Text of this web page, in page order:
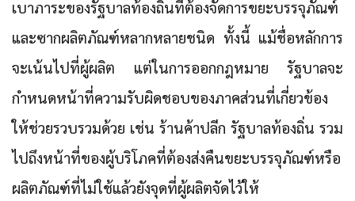
เบาภาระของรัฐบาลท้องถิ่นที่ต้องจัดการขยะบรรจุภัณฑ์
และซากผลิตภัณฑ์หลากหลายชนิด ทั้งนี้ แม้ชื่อหลักการ
จะเน้นไปที่ผู้ผลิต แต่ในการออกกฎหมาย รัฐบาลจะ
กำหนดหน้าที่ความรับผิดชอบของภาคส่วนที่เกี่ยวข้อง
ให้ช่วยรวบรวมด้วย เช่น ร้านค้าปลีก รัฐบาลท้องถิ่น รวม
ไปถึงหน้าที่ของผู้บริโภคที่ต้องส่งคืนขยะบรรจุภัณฑ์หรือ
ผลิตภัณฑ์ที่ไม่ใช้แล้วยังจุดที่ผู้ผลิตจัดไว้ให้